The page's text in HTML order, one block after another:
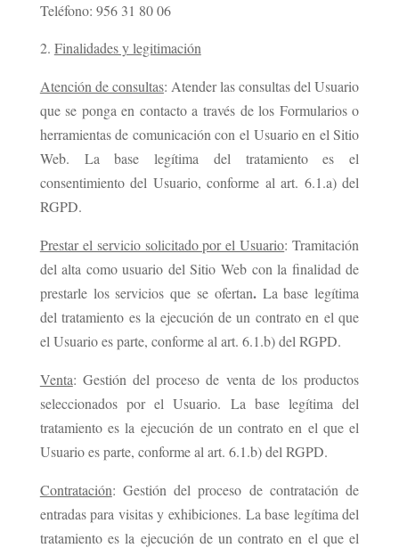
Teléfono: 956 31 80 06
Finalidades y legitimación
Atención de consultas: Atender las consultas del Usuario
que se ponga en contacto a través de los Formularios o
herramientas de comunicación con el Usuario en el Sitio
Web. La base legítima del tratamiento es el
consentimiento del Usuario, conforme al art. 6.1.a) del
RGPD.
Prestar el servicio solicitado por el Usuario: Tramitación
del alta como usuario del Sitio Web con la finalidad de
prestarle los servicios que se ofertan. La base legítima
del tratamiento es la ejecución de un contrato en el que
el Usuario es parte, conforme al art. 6.1.b) del RGPD.
Venta: Gestión del proceso de venta de los productos
seleccionados por el Usuario. La base legítima del
tratamiento es la ejecución de un contrato en el que el
Usuario es parte, conforme al art. 6.1.b) del RGPD.
Contratación: Gestión del proceso de contratación de
entradas para visitas y exhibiciones. La base legítima del
tratamiento es la ejecución de un contrato en el que el